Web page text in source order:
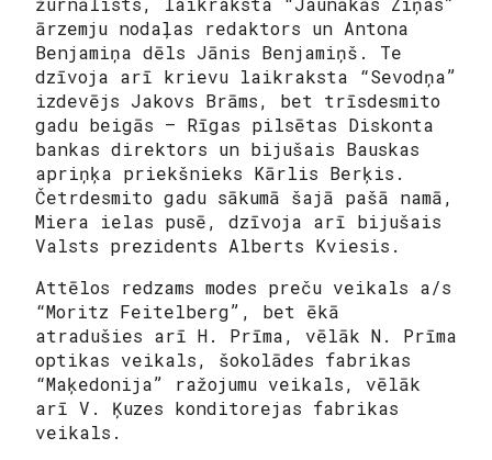
ārzemju nodaļas redaktors un Antona
Benjamiņa dēls Jānis Benjamiņš. Te
dzīvoja arī krievu laikraksta “Sevodņa”
izdevējs Jakovs Brāms, bet trīsdesmito
gadu beigās — Rīgas pilsētas Diskonta
bankas direktors un bijušais Bauskas
apriņķa priekšnieks Kārlis Berķis.
Četrdesmito gadu sākumā šajā pašā namā,
Miera ielas pusē, dzīvoja arī bijušais
Valsts prezidents Alberts Kviesis.
Attēlos redzams modes preču veikals a/s
“Moritz Feitelberg”, bet ēkā
atradušies arī H. Prīma, vēlāk N. Prīma
optikas veikals, šokolādes fabrikas
“Maķedonija” ražojumu veikals, vēlāk
arī V. Ķuzes konditorejas fabrikas
veikals.